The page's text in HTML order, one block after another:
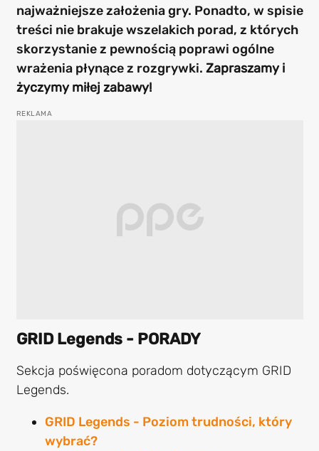
najważniejsze założenia gry. Ponadto, w spisie
treści nie brakuje wszelakich porad, z których
skorzystanie z pewnością poprawi ogólne
wrażenia płynące z rozgrywki. Zapraszamy i
życzymy miłej zabawy!
GRID Legends - PORADY
Sekcja poświęcona poradom dotyczącym GRID
Legends.
GRID Legends - Poziom trudności, który
wybrać?